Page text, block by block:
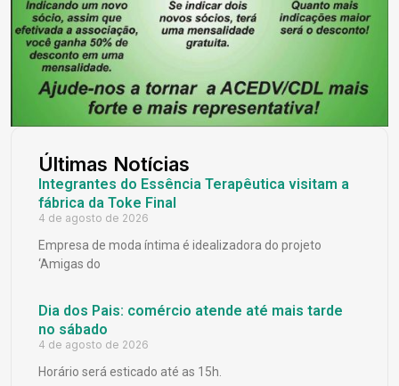
Últimas Notícias
Integrantes do Essência Terapêutica visitam a
fábrica da Toke Final
4 de agosto de 2026
Empresa de moda íntima é idealizadora do projeto
‘Amigas do
Dia dos Pais: comércio atende até mais tarde
no sábado
4 de agosto de 2026
Horário será esticado até as 15h.